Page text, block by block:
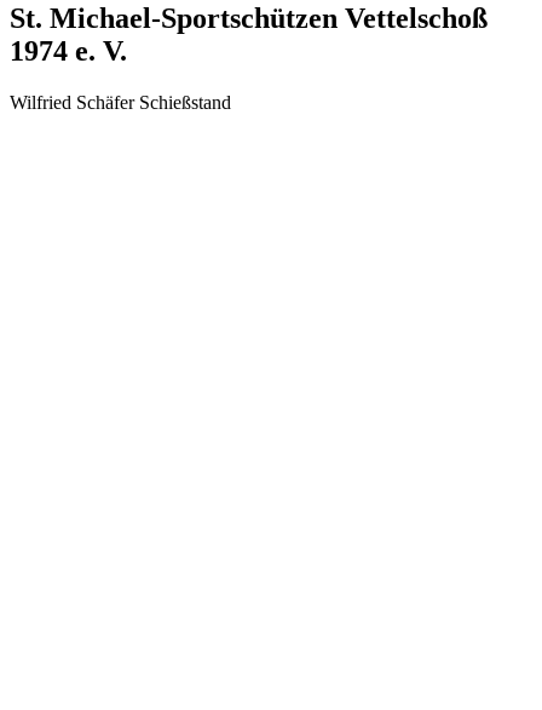
St. Michael-Sportschützen Vettelschoß
1974 e. V.
Wilfried Schäfer Schießstand